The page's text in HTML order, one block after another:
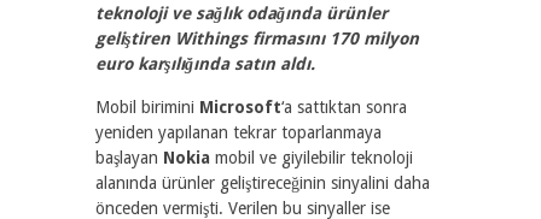
teknoloji ve sağlık odağında ürünler
geliştiren Withings firmasını 170 milyon
euro karşılığında satın aldı.
Mobil birimini Microsoft‘a sattıktan sonra
yeniden yapılanan tekrar toparlanmaya
başlayan Nokia mobil ve giyilebilir teknoloji
alanında ürünler geliştireceğinin sinyalini daha
önceden vermişti. Verilen bu sinyaller ise